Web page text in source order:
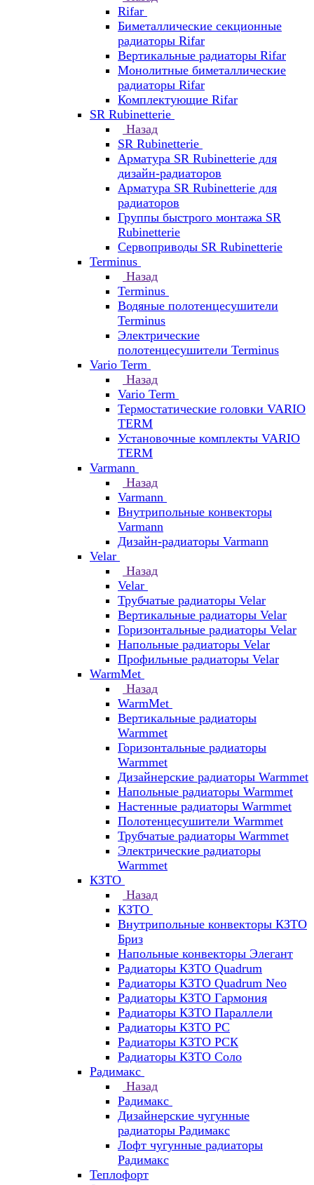
Rifar
Биметаллические секционные
радиаторы Rifar
Вертикальные радиаторы Rifar
Монолитные биметаллические
радиаторы Rifar
Комплектующие Rifar
SR Rubinetterie
Назад
SR Rubinetterie
Арматура SR Rubinetterie для
дизайн-радиаторов
Арматура SR Rubinetterie для
радиаторов
Группы быстрого монтажа SR
Rubinetterie
Сервоприводы SR Rubinetterie
Terminus
Назад
Terminus
Водяные полотенцесушители
Terminus
Электрические
полотенцесушители Terminus
Vario Term
Назад
Vario Term
Термостатические головки VARIO
TERM
Установочные комплекты VARIO
TERM
Varmann
Назад
Varmann
Внутрипольные конвекторы
Varmann
Дизайн-радиаторы Varmann
Velar
Назад
Velar
Трубчатые радиаторы Velar
Вертикальные радиаторы Velar
Горизонтальные радиаторы Velar
Напольные радиаторы Velar
Профильные радиаторы Velar
WarmMet
Назад
WarmMet
Вертикальные радиаторы
Warmmet
Горизонтальные радиаторы
Warmmet
Дизайнерские радиаторы Warmmet
Напольные радиаторы Warmmet
Настенные радиаторы Warmmet
Полотенцесушители Warmmet
Трубчатые радиаторы Warmmet
Электрические радиаторы
Warmmet
КЗТО
Назад
КЗТО
Внутрипольные конвекторы КЗТО
Бриз
Напольные конвекторы Элегант
Радиаторы КЗТО Quadrum
Радиаторы КЗТО Quadrum Neo
Радиаторы КЗТО Гармония
Радиаторы КЗТО Параллели
Радиаторы КЗТО РС
Радиаторы КЗТО РСК
Радиаторы КЗТО Соло
Радимакс
Назад
Радимакс
Дизайнерские чугунные
радиаторы Радимакс
Лофт чугунные радиаторы
Радимакс
Теплофорт